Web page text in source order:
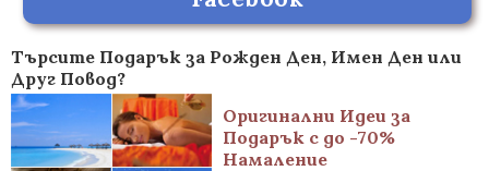
Търсите Подарък за Рожден Ден, Имен Ден или
Друг Повод?
Оригинални Идеи за
Подарък с до -70%
Намаление